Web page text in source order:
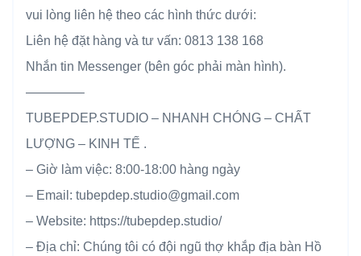
vui lòng liên hệ theo các hình thức dưới:
Liên hệ đặt hàng và tư vấn: 0813 138 168
Nhắn tin Messenger (bên góc phải màn hình).
————–
TUBEPDEP.STUDIO – NHANH CHÓNG – CHẤT
LƯỢNG – KINH TẾ .
– Giờ làm việc: 8:00-18:00 hàng ngày
– Email: tubepdep.studio@gmail.com
– Website: https://tubepdep.studio/
– Địa chỉ: Chúng tôi có đội ngũ thợ khắp địa bàn Hồ